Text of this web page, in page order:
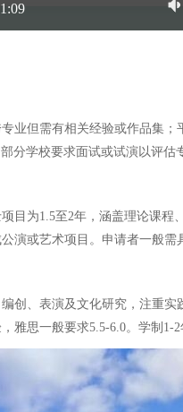
但需有相关经验或作品集
学校要求面试或试演以评
为1.5至2年，涵盖理论课
或艺术项目。申请者一般
、表演及文化研究，注重
思一般要求5.5-6.0。学制1-